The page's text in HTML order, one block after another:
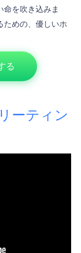
を吹き込みま
ための、優しいホ
る
ーティン